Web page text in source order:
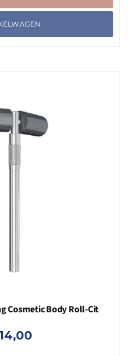
Cosmetic Body Roll-Cit